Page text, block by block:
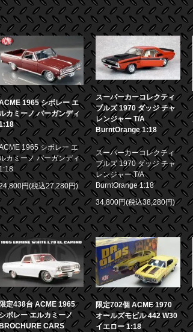
1965 シボレー エ
カミーノ バーガンディ
1965 シボレー エ
ルカミーノ バーガンディ
円(税込27,280円)
スーパーカーコレクティ
ブルズ 1970 ダッジ チャ
レンジャー T/A
BurntOrange 1:18
スーパーカーコレクティ
ブルズ 1970 ダッジ チャ
レンジャー T/A
BurntOrange 1:18
34,800円(税込38,280円)
定438台 ACME 1965
シボレー エルカミーノ
CARS
限定702個 ACME 1970
オールズモビル 442 W30
イエロー 1:18